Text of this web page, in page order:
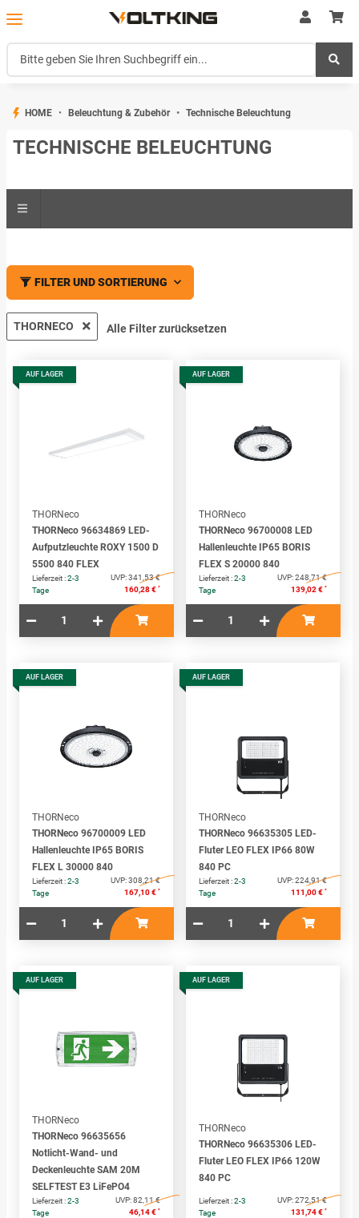
HOME Beleuchtung & Zubehör Technische Beleuchtung
TECHNISCHE BELEUCHTUNG
FILTER UND SORTIERUNG
THORNECO Alle Filter zurücksetzen
AUF LAGER
THORNeco
THORNeco 96634869 LED-
Aufputzleuchte ROXY 1500 D
5500 840 FLEX
Lieferzeit :2-3
Tage
UVP:341,53 €
160,28 € *
AUF LAGER
THORNeco
THORNeco 96700008 LED
Hallenleuchte IP65 BORIS
FLEX S 20000 840
Lieferzeit :2-3
Tage
UVP:248,71 €
139,02 € *
AUF LAGER
THORNeco
THORNeco 96700009 LED
Hallenleuchte IP65 BORIS
FLEX L 30000 840
Lieferzeit :2-3
Tage
UVP:308,21 €
167,10 € *
AUF LAGER
THORNeco
THORNeco 96635305 LED-
Fluter LEO FLEX IP66 80W
840 PC
Lieferzeit :2-3
Tage
UVP:224,91 €
111,00 € *
AUF LAGER
THORNeco
THORNeco 96635656
Notlicht-Wand- und
Deckenleuchte SAM 20M
SELFTEST E3 LiFePO4
Lieferzeit :2-3
Tage
UVP:82,11 €
46,14 € *
AUF LAGER
THORNeco
THORNeco 96635306 LED-
Fluter LEO FLEX IP66 120W
840 PC
Lieferzeit :2-3
Tage
UVP:272,51 €
131,74 € *